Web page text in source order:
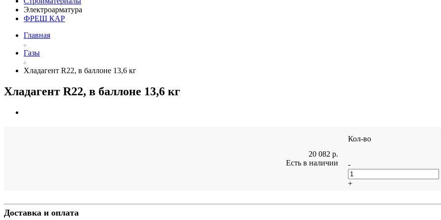
Электроарматура
ФРЕШ КАР
Главная
Газы
Хладагент R22, в баллоне 13,6 кг
Хладагент R22, в баллоне 13,6 кг
20 082 р.
Есть в наличии
Кол-во
-
+
Доставка и оплата